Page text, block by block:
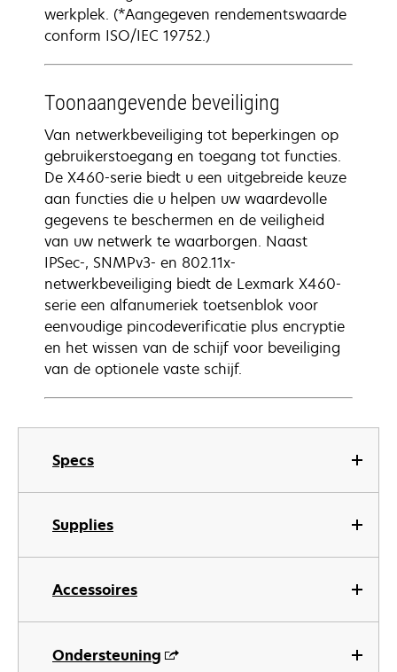
Specs
Supplies
Accessoires
Ondersteuning
werkplek. (*Aangegeven rendementswaarde
conform ISO/IEC 19752.)
Toonaangevende beveiliging
Van netwerkbeveiliging tot beperkingen op
gebruikerstoegang en toegang tot functies.
De X460-serie biedt u een uitgebreide keuze
aan functies die u helpen uw waardevolle
gegevens te beschermen en de veiligheid
van uw netwerk te waarborgen. Naast
IPSec-, SNMPv3- en 802.11x-
netwerkbeveiliging biedt de Lexmark X460-
serie een alfanumeriek toetsenblok voor
eenvoudige pincodeverificatie plus encryptie
en het wissen van de schijf voor beveiliging
van de optionele vaste schijf.